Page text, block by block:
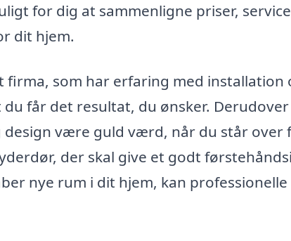
for dig at sammenligne priser,
dit hjem.
som har erfaring med installation
får det resultat, du ønsker.
være guld værd, når du står over
der skal give et godt
nye rum i dit hjem, kan